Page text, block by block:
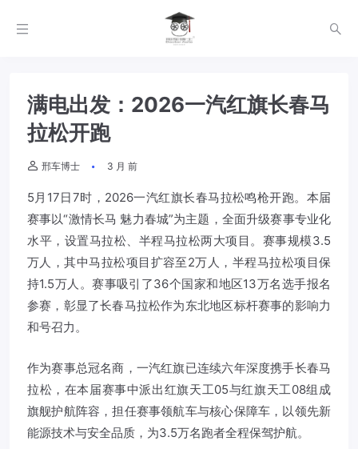
满电出发：2026一汽红旗长春马
拉松开跑
邢车博士 3 月 前
5月17日7时，2026一汽红旗长春马拉松鸣枪开跑。本届
赛事以“激情长马 魅力春城”为主题，全面升级赛事专业化
水平，设置马拉松、半程马拉松两大项目。赛事规模3.5
万人，其中马拉松项目扩容至2万人，半程马拉松项目保
持1.5万人。赛事吸引了36个国家和地区13万名选手报名
参赛，彰显了长春马拉松作为东北地区标杆赛事的影响力
和号召力。
作为赛事总冠名商，一汽红旗已连续六年深度携手长春马
拉松，在本届赛事中派出红旗天工05与红旗天工08组成
旗舰护航阵容，担任赛事领航车与核心保障车，以领先新
能源技术与安全品质，为3.5万名跑者全程保驾护航。